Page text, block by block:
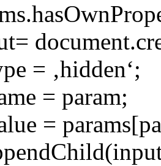
= ‚hidden‘;
= param;
=